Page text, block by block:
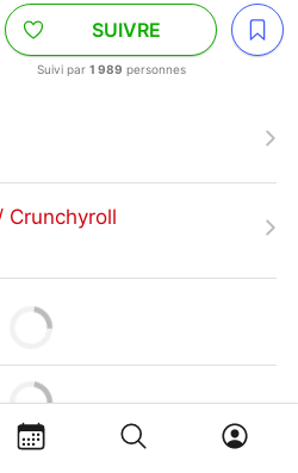
SUIVRE
Suivi par 1 989 personnes
Crunchyroll